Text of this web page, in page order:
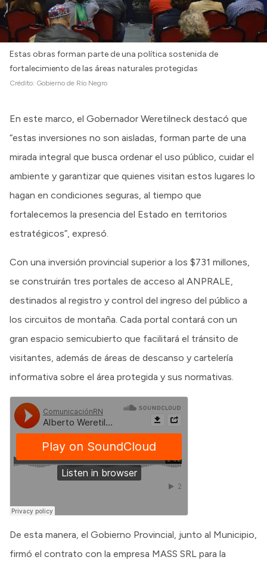
Estas obras forman parte de una política sostenida de
fortalecimiento de las áreas naturales protegidas
Crédito: Gobierno de Río Negro
En este marco, el Gobernador Weretilneck destacó que
“estas inversiones no son aisladas, forman parte de una
mirada integral que busca ordenar el uso público, cuidar el
ambiente y garantizar que quienes visitan estos lugares lo
hagan en condiciones seguras, al tiempo que
fortalecemos la presencia del Estado en territorios
estratégicos”, expresó.
Con una inversión provincial superior a los $731 millones,
se construirán tres portales de acceso al ANPRALE,
destinados al registro y control del ingreso del público a
los circuitos de montaña. Cada portal contará con un
gran espacio semicubierto que facilitará el tránsito de
visitantes, además de áreas de descanso y cartelería
informativa sobre el área protegida y sus normativas.
De esta manera, el Gobierno Provincial, junto al Municipio,
firmó el contrato con la empresa MASS SRL para la